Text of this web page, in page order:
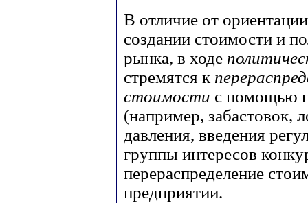
В отличие от
создании стоимости и
рынка, в ходе
стремятся к
стоимости с помощью
(например, забастовок,
давления, введения
группы интересов
перераспределение
предприятии.